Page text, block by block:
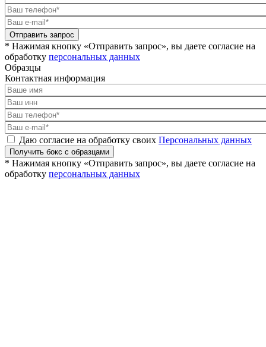
Отправить запрос
* Нажимая кнопку «Отправить запрос», вы даете согласие на
обработку персональных данных
Образцы
Контактная информация
Даю согласие на обработку своих Персональных данных
Получить бокс с образцами
* Нажимая кнопку «Отправить запрос», вы даете согласие на
обработку персональных данных